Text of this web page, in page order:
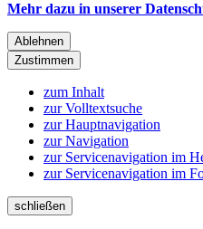
Mehr dazu in unserer
Ablehnen
Zustimmen
zum Inhalt
zur Volltextsuche
zur Hauptnavigation
zur Navigation
zur Servicenavigation im
zur Servicenavigation im
schließen